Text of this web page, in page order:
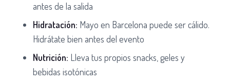
antes de la salida
Hidratación: Mayo en Barcelona puede ser cálido.
Hidrátate bien antes del evento
Nutrición: Lleva tus propios snacks, geles y
bebidas isotónicas